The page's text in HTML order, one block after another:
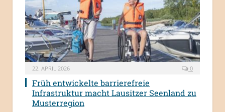
22. APRIL 2026 0
Früh entwickelte barrierefreie
Infrastruktur macht Lausitzer Seenland zu
Musterregion